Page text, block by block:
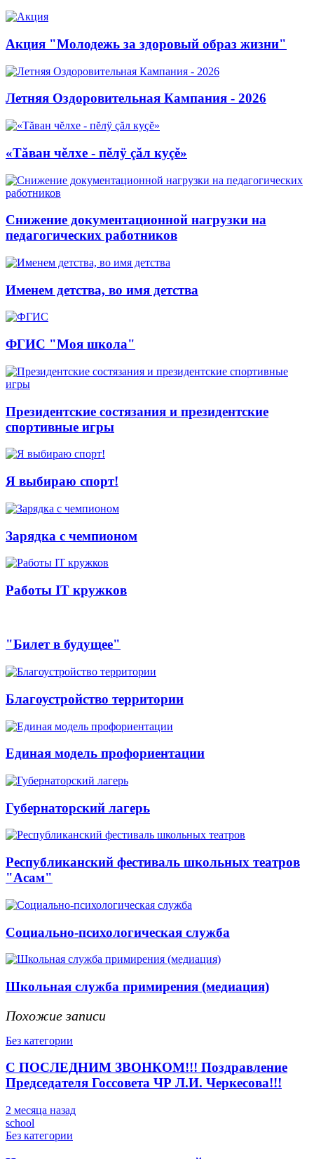
Акция "Молодежь за здоровый образ жизни"
Летняя Оздоровительная Кампания - 2026
«Тăван чĕлхе - пĕлÿ çăл куçĕ»
Снижение документационной нагрузки на
педагогических работников
Именем детства, во имя детства
ФГИС "Моя школа"
Президентские состязания и президентские
спортивные игры
Я выбираю спорт!
Зарядка с чемпионом
Работы IT кружков
"Билет в будущее"
Благоустройство территории
Единая модель профориентации
Губернаторский лагерь
Республиканский фестиваль школьных театров
"Асам"
Социально-психологическая служба
Школьная служба примирения (медиация)
Похожие записи
Без категории
С ПОСЛЕДНИМ ЗВОНКОМ!!! Поздравление
Председателя Госсовета ЧР Л.И. Черкесова!!!
2 месяца назад
school
Без категории